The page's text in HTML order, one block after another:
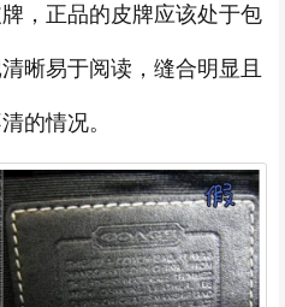
，正品的皮牌应该处于包
晰易于阅读，缝合明显且
的情况。